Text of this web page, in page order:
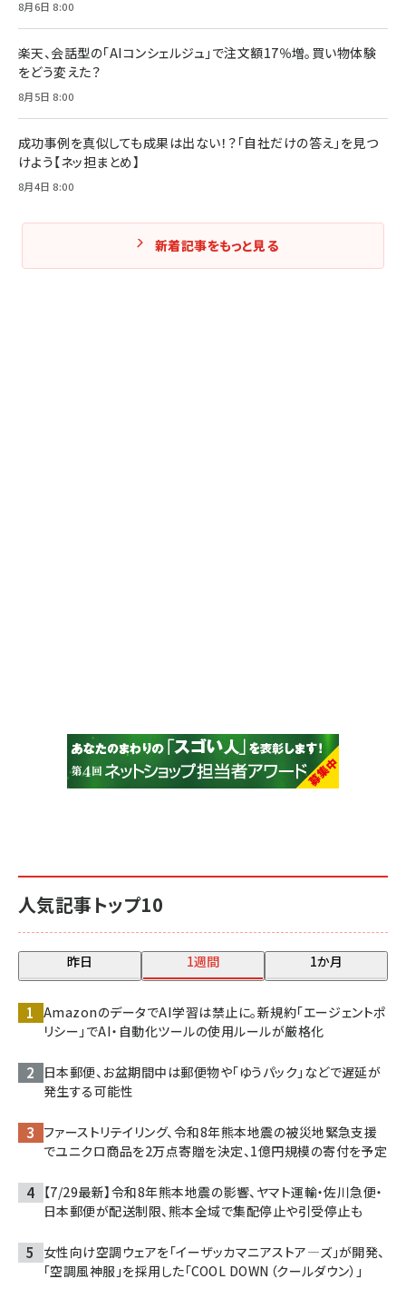
人気記事トップ10
昨日 1週間 1か月
AmazonのデータでAI学習は禁止に。新規約「エージェントポ
リシー」でAI・自動化ツールの使用ルールが厳格化
日本郵便、お盆期間中は郵便物や「ゆうパック」などで遅延が
発生する可能性
ファーストリテイリング、令和8年熊本地震の被災地緊急支援
でユニクロ商品を2万点寄贈を決定、1億円規模の寄付を予定
【7/29最新】令和8年熊本地震の影響、ヤマト運輸・佐川急便・
日本郵便が配送制限、熊本全域で集配停止や引受停止も
女性向け空調ウェアを「イーザッカマニアストア―ズ」が開発、
「空調風神服」を採用した「COOL DOWN（クールダウン）」
8月6日 8:00
楽天、会話型の「AIコンシェルジュ」で注文額17％増。買い物体験
をどう変えた？
8月5日 8:00
成功事例を真似しても成果は出ない！？「自社だけの答え」を見つ
けよう【ネッ担まとめ】
8月4日 8:00
新着記事をもっと見る